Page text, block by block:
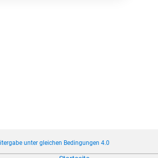
unter gleichen Bedingungen 4.0